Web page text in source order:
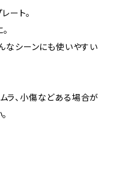
ート。
なシーンにも使いやすい
ラ、小傷などある場合が